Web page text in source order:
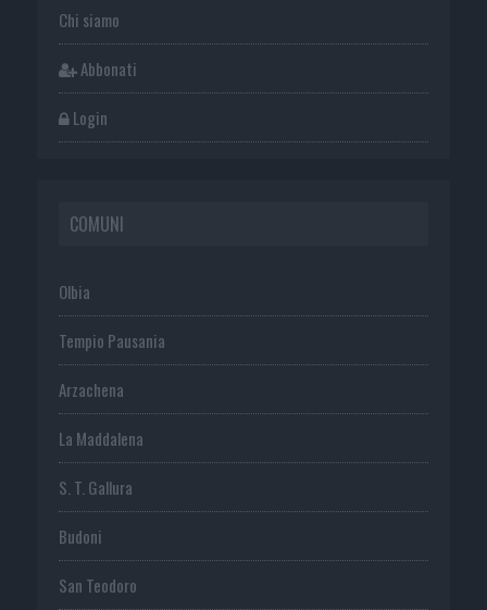
Chi siamo
Abbonati
Login
COMUNI
Olbia
Tempio Pausania
Arzachena
La Maddalena
S. T. Gallura
Budoni
San Teodoro